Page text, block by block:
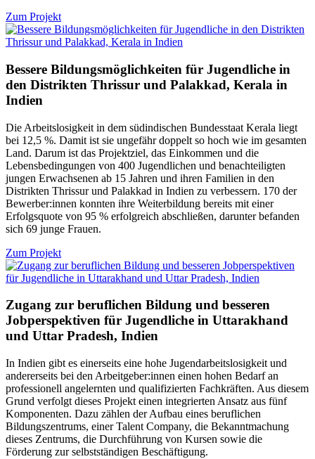
Zum Projekt
Bessere Bildungsmöglichkeiten für Jugendliche in
den Distrikten Thrissur und Palakkad, Kerala in
Indien
Die Arbeitslosigkeit in dem südindischen Bundesstaat Kerala liegt
bei 12,5 %. Damit ist sie ungefähr doppelt so hoch wie im gesamten
Land. Darum ist das Projektziel, das Einkommen und die
Lebensbedingungen von 400 Jugendlichen und benachteiligten
jungen Erwachsenen ab 15 Jahren und ihren Familien in den
Distrikten Thrissur und Palakkad in Indien zu verbessern. 170 der
Bewerber:innen konnten ihre Weiterbildung bereits mit einer
Erfolgsquote von 95 % erfolgreich abschließen, darunter befanden
sich 69 junge Frauen.
Zum Projekt
Zugang zur beruflichen Bildung und besseren
Jobperspektiven für Jugendliche in Uttarakhand
und Uttar Pradesh, Indien
In Indien gibt es einerseits eine hohe Jugendarbeitslosigkeit und
andererseits bei den Arbeitgeber:innen einen hohen Bedarf an
professionell angelernten und qualifizierten Fachkräften. Aus diesem
Grund verfolgt dieses Projekt einen integrierten Ansatz aus fünf
Komponenten. Dazu zählen der Aufbau eines beruflichen
Bildungszentrums, einer Talent Company, die Bekanntmachung
dieses Zentrums, die Durchführung von Kursen sowie die
Förderung zur selbstständigen Beschäftigung.